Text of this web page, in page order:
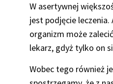
W asertywnej
jest podjęcie
organizm może
lekarz, gdyż tylko on
Wobec tego również